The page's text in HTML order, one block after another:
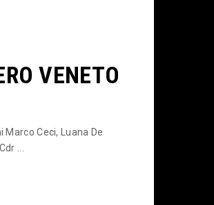
VENETO
Ceci, Luana De
...